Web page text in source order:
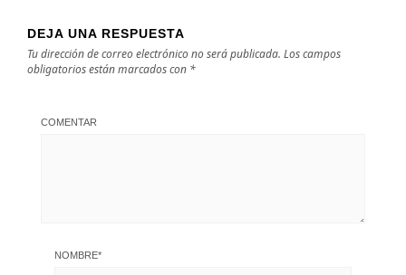
DEJA UNA RESPUESTA
Tu dirección de correo electrónico no será publicada. Los campos
obligatorios están marcados con *
COMENTAR
NOMBRE*